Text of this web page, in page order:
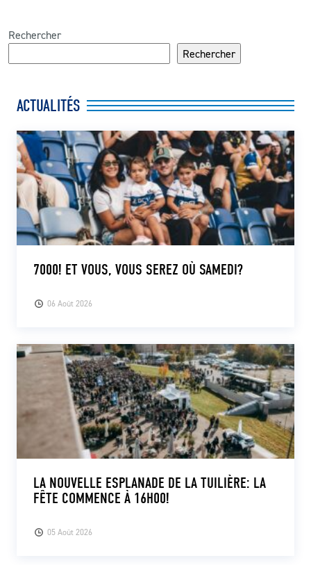
Rechercher
Rechercher
ACTUALITÉS
06 Août 2026
7000! ET VOUS, VOUS SEREZ OÙ SAMEDI?
05 Août 2026
LA NOUVELLE ESPLANADE DE LA TUILIÈRE: LA
FÊTE COMMENCE À 16H00!